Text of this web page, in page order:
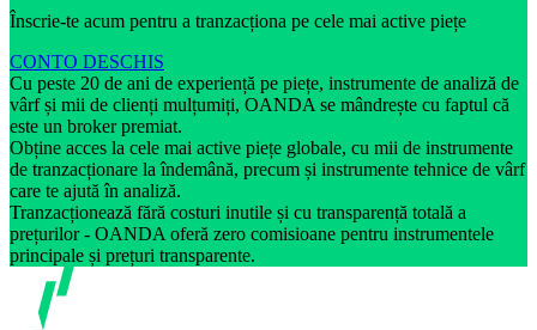
Înscrie-te acum pentru a tranzacționa pe cele mai active piețe
CONTO DESCHIS
Cu peste 20 de ani de experiență pe piețe, instrumente de analiză de
vârf și mii de clienți mulțumiți, OANDA se mândrește cu faptul că
este un broker premiat.
Obține acces la cele mai active piețe globale, cu mii de instrumente
de tranzacționare la îndemână, precum și instrumente tehnice de vârf
care te ajută în analiză.
Tranzacționează fără costuri inutile și cu transparență totală a
prețurilor - OANDA oferă zero comisioane pentru instrumentele
principale și prețuri transparente.